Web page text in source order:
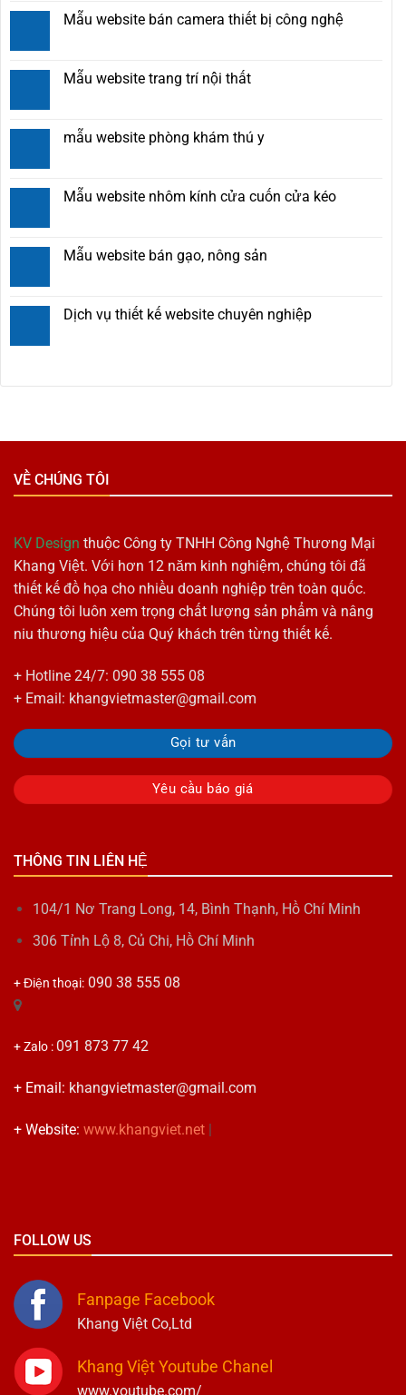
Mẫu website bán camera thiết bị công nghệ
Mẫu website trang trí nội thất
mẫu website phòng khám thú y
Mẫu website nhôm kính cửa cuốn cửa kéo
Mẫu website bán gạo, nông sản
Dịch vụ thiết kế website chuyên nghiệp
VỀ CHÚNG TÔI
KV Design thuộc Công ty TNHH Công Nghệ Thương Mại
Khang Việt. Với hơn 12 năm kinh nghiệm, chúng tôi đã
thiết kế đồ họa cho nhiều doanh nghiệp trên toàn quốc.
Chúng tôi luôn xem trọng chất lượng sản phẩm và nâng
niu thương hiệu của Quý khách trên từng thiết kế.
+ Hotline 24/7: 090 38 555 08
+ Email: khangvietmaster@gmail.com
Gọi tư vấn
Yêu cầu báo giá
THÔNG TIN LIÊN HỆ
104/1 Nơ Trang Long, 14, Bình Thạnh, Hồ Chí Minh
306 Tỉnh Lộ 8, Củ Chi, Hồ Chí Minh
+ Điện thoại: 090 38 555 08
+ Zalo : 091 873 77 42
+ Email: khangvietmaster@gmail.com
+ Website: www.khangviet.net |
FOLLOW US
Fanpage Facebook
Khang Việt Co,Ltd
Khang Việt Youtube Chanel
www.youtube.com/